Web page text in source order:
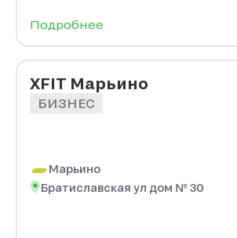
Подробнее
XFIT Марьино
БИЗНЕС
Марьино
Братиславская ул дом № 30